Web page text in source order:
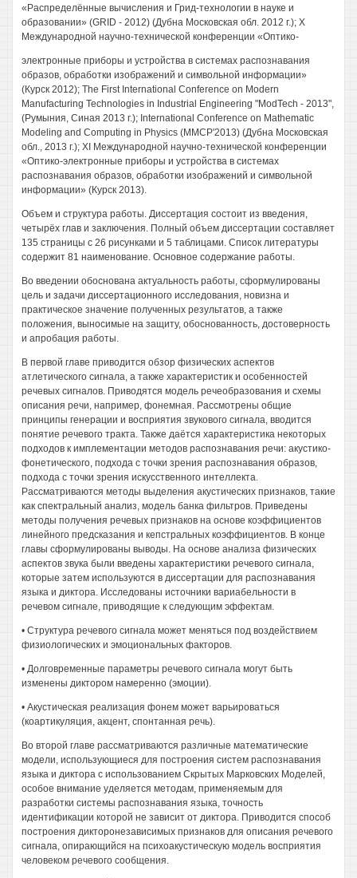
«Распределённые вычисления и Грид-технологии в науке и
образовании» (GRID - 2012) (Дубна Московская обл. 2012 г.); X
Международной научно-технической конференции «Оптико-
электронные приборы и устройства в системах распознавания
образов, обработки изображений и символьной информации»
(Курск 2012); The First International Conference on Modern
Manufacturing Technologies in Industrial Engineering "ModTech - 2013",
(Румыния, Синая 2013 г.); International Conference on Mathematic
Modeling and Computing in Physics (MMCP'2013) (Дубна Московская
обл., 2013 г.); XI Международной научно-технической конференции
«Оптико-электронные приборы и устройства в системах
распознавания образов, обработки изображений и символьной
информации» (Курск 2013).
Объем и структура работы. Диссертация состоит из введения,
четырёх глав и заключения. Полный объем диссертации составляет
135 страницы с 26 рисунками и 5 таблицами. Список литературы
содержит 81 наименование. Основное содержание работы.
Во введении обоснована актуальность работы, сформулированы
цель и задачи диссертационного исследования, новизна и
практическое значение полученных результатов, а также
положения, выносимые на защиту, обоснованность, достоверность
и апробация работы.
В первой главе приводится обзор физических аспектов
атлетического сигнала, а также характеристик и особенностей
речевых сигналов. Приводятся модель речеобразования и схемы
описания речи, например, фонемная. Рассмотрены общие
принципы генерации и восприятия звукового сигнала, вводится
понятие речевого тракта. Также даётся характеристика некоторых
подходов к имплементации методов распознавания речи: акустико-
фонетического, подхода с точки зрения распознавания образов,
подхода с точки зрения искусственного интеллекта.
Рассматриваются методы выделения акустических признаков, такие
как спектральный анализ, модель банка фильтров. Приведены
методы получения речевых признаков на основе коэффициентов
линейного предсказания и кепстральных коэффициентов. В конце
главы сформулированы выводы. На основе анализа физических
аспектов звука были введены характеристики речевого сигнала,
которые затем используются в диссертации для распознавания
языка и диктора. Исследованы источники вариабельности в
речевом сигнале, приводящие к следующим эффектам.
• Структура речевого сигнала может меняться под воздействием
физиологических и эмоциональных факторов.
• Долговременные параметры речевого сигнала могут быть
изменены диктором намеренно (эмоции).
• Акустическая реализация фонем может варьироваться
(коартикуляция, акцент, спонтанная речь).
Во второй главе рассматриваются различные математические
модели, использующиеся для построения систем распознавания
языка и диктора с использованием Скрытых Марковских Моделей,
особое внимание уделяется методам, применяемым для
разработки системы распознавания языка, точность
идентификации которой не зависит от диктора. Приводится способ
построения дикторонезависимых признаков для описания речевого
сигнала, опирающийся на психоакустическую модель восприятия
человеком речевого сообщения.